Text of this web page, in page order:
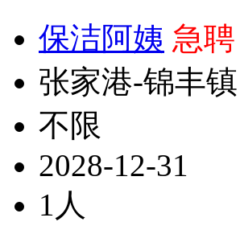
保洁阿姨 急聘
张家港-锦丰镇
不限
2028-12-31
1人